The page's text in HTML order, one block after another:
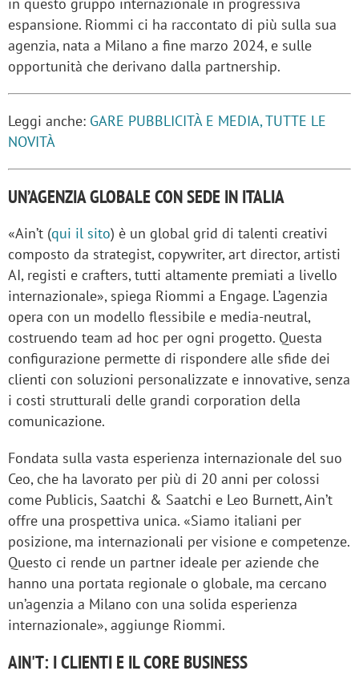
in questo gruppo internazionale in progressiva
espansione. Riommi ci ha raccontato di più sulla sua
agenzia, nata a Milano a fine marzo 2024, e sulle
opportunità che derivano dalla partnership.
Leggi anche: GARE PUBBLICITÀ E MEDIA, TUTTE LE
NOVITÀ
UN’AGENZIA GLOBALE CON SEDE IN ITALIA
«Ain’t (qui il sito) è un global grid di talenti creativi
composto da strategist, copywriter, art director, artisti
AI, registi e crafters, tutti altamente premiati a livello
internazionale», spiega Riommi a Engage. L’agenzia
opera con un modello flessibile e media-neutral,
costruendo team ad hoc per ogni progetto. Questa
configurazione permette di rispondere alle sfide dei
clienti con soluzioni personalizzate e innovative, senza
i costi strutturali delle grandi corporation della
comunicazione.
Fondata sulla vasta esperienza internazionale del suo
Ceo, che ha lavorato per più di 20 anni per colossi
come Publicis, Saatchi & Saatchi e Leo Burnett, Ain’t
offre una prospettiva unica. «Siamo italiani per
posizione, ma internazionali per visione e competenze.
Questo ci rende un partner ideale per aziende che
hanno una portata regionale o globale, ma cercano
un’agenzia a Milano con una solida esperienza
internazionale», aggiunge Riommi.
AIN'T: I CLIENTI E IL CORE BUSINESS